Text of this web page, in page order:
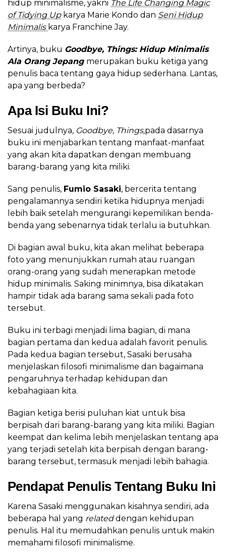
hidup minimalisme, yakni The Life Changing Magic
of Tidying Upkarya Marie Kondo dan Seni Hidup
Minimalis karya Franchine Jay.
Artinya, buku Goodbye, Things: Hidup Minimalis
Ala Orang Jepang merupakan buku ketiga yang
penulis baca tentang gaya hidup sederhana. Lantas,
apa yang berbeda?
Apa Isi Buku Ini?
Sesuai judulnya, Goodbye, Things,pada dasarnya
buku ini menjabarkan tentang manfaat-manfaat
yang akan kita dapatkan dengan membuang
barang-barang yang kita miliki.
Sang penulis, Fumio Sasaki, bercerita tentang
pengalamannya sendiri ketika hidupnya menjadi
lebih baik setelah mengurangi kepemilikan benda-
benda yang sebenarnya tidak terlalu ia butuhkan.
Di bagian awal buku, kita akan melihat beberapa
foto yang menunjukkan rumah atau ruangan
orang-orang yang sudah menerapkan metode
hidup minimalis. Saking minimnya, bisa dikatakan
hampir tidak ada barang sama sekali pada foto
tersebut.
Buku ini terbagi menjadi lima bagian, di mana
bagian pertama dan kedua adalah favorit penulis.
Pada kedua bagian tersebut, Sasaki berusaha
menjelaskan filosofi minimalisme dan bagaimana
pengaruhnya terhadap kehidupan dan
kebahagiaan kita.
Bagian ketiga berisi puluhan kiat untuk bisa
berpisah dari barang-barang yang kita miliki. Bagian
keempat dan kelima lebih menjelaskan tentang apa
yang terjadi setelah kita berpisah dengan barang-
barang tersebut, termasuk menjadi lebih bahagia.
Pendapat Penulis Tentang Buku Ini
Karena Sasaki menggunakan kisahnya sendiri, ada
beberapa hal yang relateddengan kehidupan
penulis. Hal itu memudahkan penulis untuk makin
memahami filosofi minimalisme.